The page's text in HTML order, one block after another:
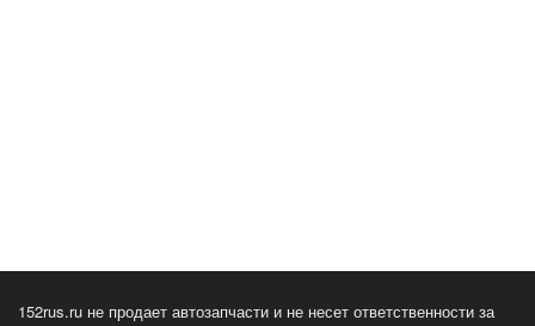
152rus.ru не продает автозапчасти и не несет ответственности за